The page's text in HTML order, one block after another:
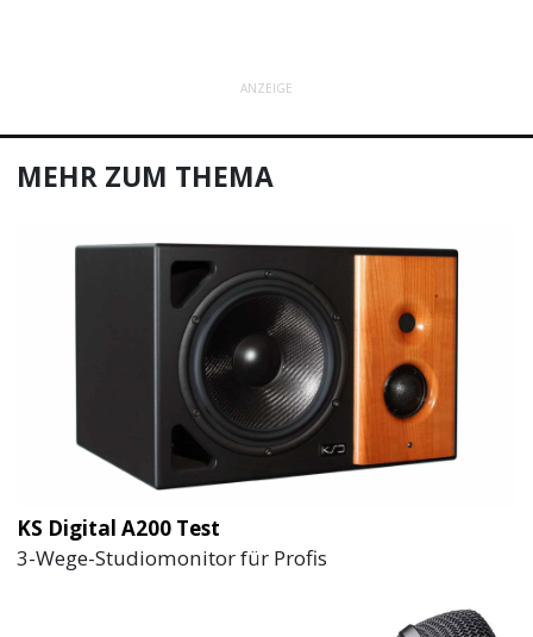
ANZEIGE
MEHR ZUM THEMA
KS Digital A200 Test
3-Wege-Studiomonitor für Profis